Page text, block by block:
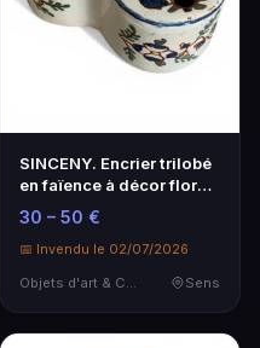
SINCENY. Encrier trilobé
en faïence à décor floral
de grand …
30 – 50 €
📅 Invendu le 02/07/2026
Objets d'art & Curiosités
Sens